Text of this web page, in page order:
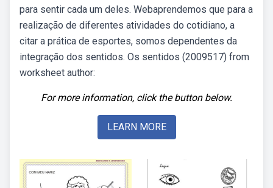
para sentir cada um deles. Webaprendemos que para a
realização de diferentes atividades do cotidiano, a
citar a prática de esportes, somos dependentes da
integração dos sentidos. Os sentidos (2009517) from
worksheet author:
For more information, click the button below.
LEARN MORE